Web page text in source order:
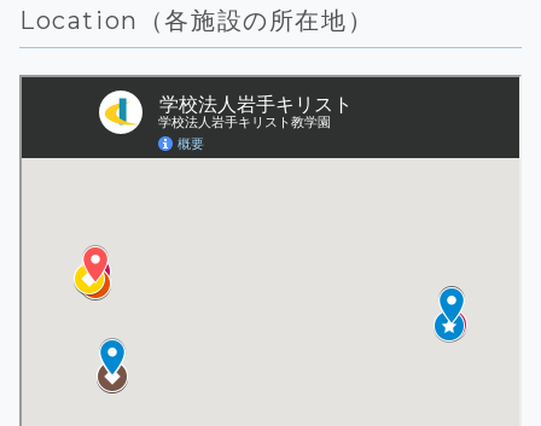
Location（各施設の所在地）